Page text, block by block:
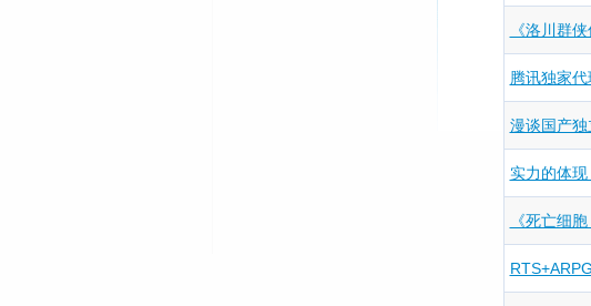
《洛川群
腾讯独家
漫谈国产
实力的体现
《死亡细